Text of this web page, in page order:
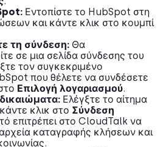
Εντοπίστε το HubSpot στη
και κάντε κλικ στο κουμπί
τη σύνδεση: Θα
σε μια σελίδα σύνδεσης του
τον συγκεκριμένο
που θέλετε να συνδέσετε
Επιλογή λογαριασμού.
Ελέγξτε το αίτημα
κλικ στο Σύνδεση
επιτρέπει στο CloudTalk να
αρχεία καταγραφής κλήσεων και